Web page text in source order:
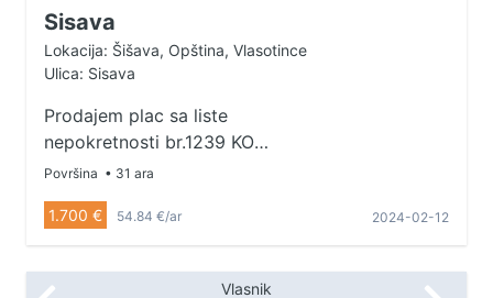
Sisava
Lokacija: Šišava, Opština, Vlasotince
Ulica: Sisava
Prodajem plac sa liste
nepokretnosti br.1239 KO
Sisava.Kat.parcela 2231/4 Bocnjak
kat.parcela 2232/4,vocnjak 1.klase
povrsina 1231 m2. Plac je deljiv
moze se podeliti po potrebi
Površina • 31 ara
1.700 € 54.84 €/ar 2024-02-12
Vlasnik